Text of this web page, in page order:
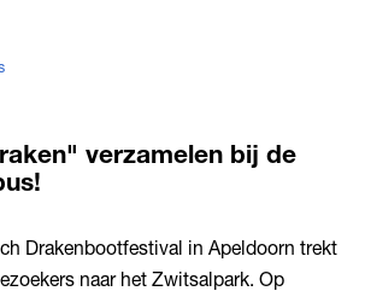
verzamelen bij de
Drakenbootfestival in Apeldoorn trekt
naar het Zwitsalpark. Op